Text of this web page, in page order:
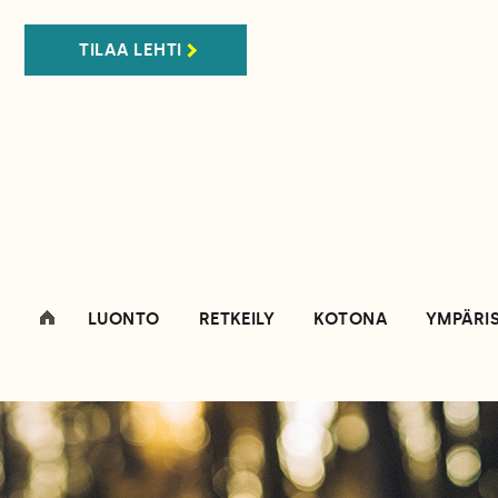
TILAA LEHTI
LUONTO RETKEILY KOTONA